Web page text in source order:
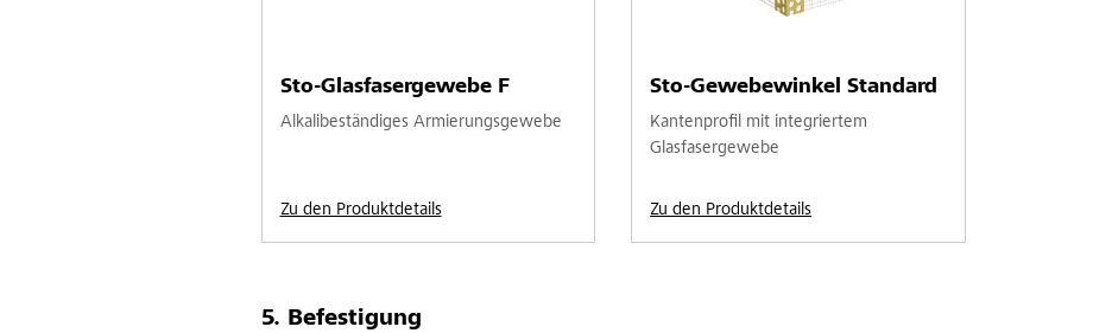
Sto-Glasfasergewebe F
Alkalibeständiges Armierungsgewebe
Zu den Produktdetails
Sto-Gewebewinkel Standard
Kantenprofil mit integriertem
Glasfasergewebe
Zu den Produktdetails
Befestigung